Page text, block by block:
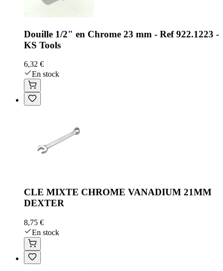
Douille 1/2" en Chrome 23 mm - Ref 922.1223 -
KS Tools
6,32 €
En stock
CLE MIXTE CHROME VANADIUM 21MM
DEXTER
8,75 €
En stock